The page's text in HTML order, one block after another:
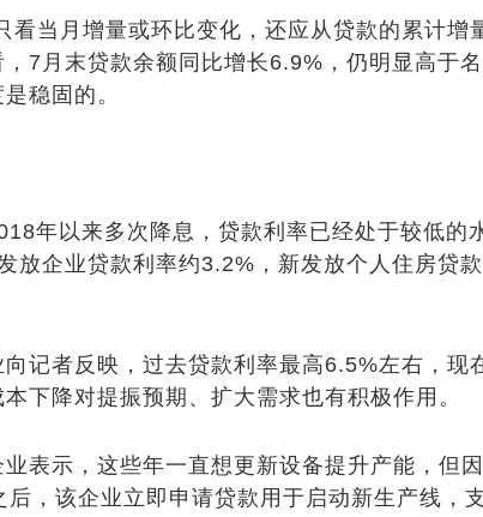
当月增量或环比变化，还应从贷款的累计增
7月末贷款余额同比增长6.9%，仍明显高于
稳固的。
以来多次降息，贷款利率已经处于较低的
放企业贷款利率约3.2%，新发放个人住房贷
者反映，过去贷款利率最高6.5%左右，现
下降对提振预期、扩大需求也有积极作用。
示，这些年一直想更新设备提升产能，但
，该企业立即申请贷款用于启动新生产线，